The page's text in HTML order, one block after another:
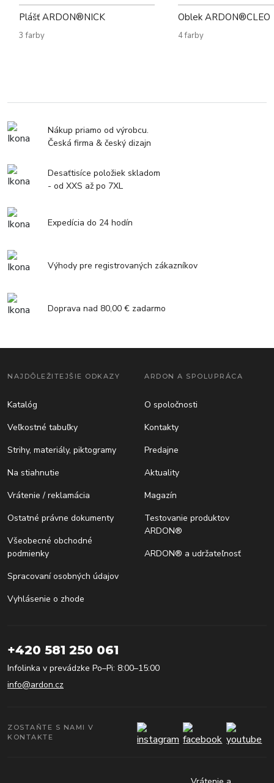
Plášť ARDON®NICK
3 farby
Oblek ARDON®CLEO
4 farby
Nákup priamo od výrobcu.
Česká firma & český dizajn
Desaťtisíce položiek skladom
- od XXS až po 7XL
Expedícia do 24 hodín
Výhody pre registrovaných zákazníkov
Doprava nad 80,00 € zadarmo
NAJDÔLEŽITEJŠIE ODKAZY
Katalóg
Veľkostné tabuľky
Strihy, materiály, piktogramy
Na stiahnutie
Vrátenie / reklamácia
Ostatné právne dokumenty
Všeobecné obchodné
podmienky
Spracovaní osobných údajov
Vyhlásenie o zhode
ARDON A SPOLUPRÁCA
O spoločnosti
Kontakty
Predajne
Aktuality
Magazín
Testovanie produktov
ARDON®
ARDON® a udržateľnosť
+420 581 250 061
Infolinka v prevádzke Po–Pi: 8:00–15:00
info@ardon.cz
ZOSTAŇTE S NAMI V
KONTAKTE